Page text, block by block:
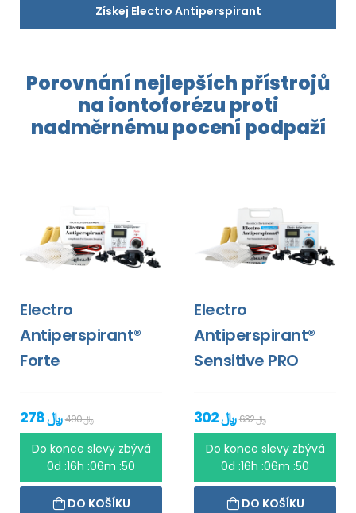
Získej Electro Antiperspirant
Porovnání nejlepších přístrojů
na iontoforézu proti
nadměrnému pocení podpaží
Electro
Antiperspirant®
Forte
278 ﷼ 490 ﷼
Do konce slevy zbývá
0d :16h :06m :50
DO KOŠÍKU
Electro
Antiperspirant®
Sensitive PRO
302 ﷼ 632 ﷼
Do konce slevy zbývá
0d :16h :06m :50
DO KOŠÍKU